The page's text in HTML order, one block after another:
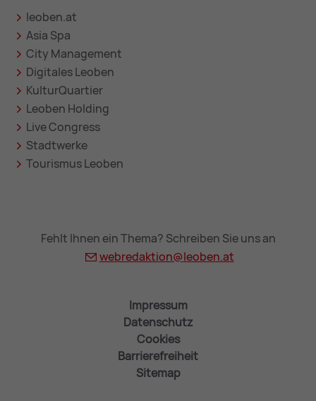
leoben.at
Asia Spa
City Management
Digitales Leoben
KulturQuartier
Leoben Holding
Live Congress
Stadtwerke
Tourismus Leoben
Fehlt Ihnen ein Thema? Schreiben Sie uns an
webredaktion@leoben.at
Impressum
Datenschutz
Cookies
Barrierefreiheit
Sitemap